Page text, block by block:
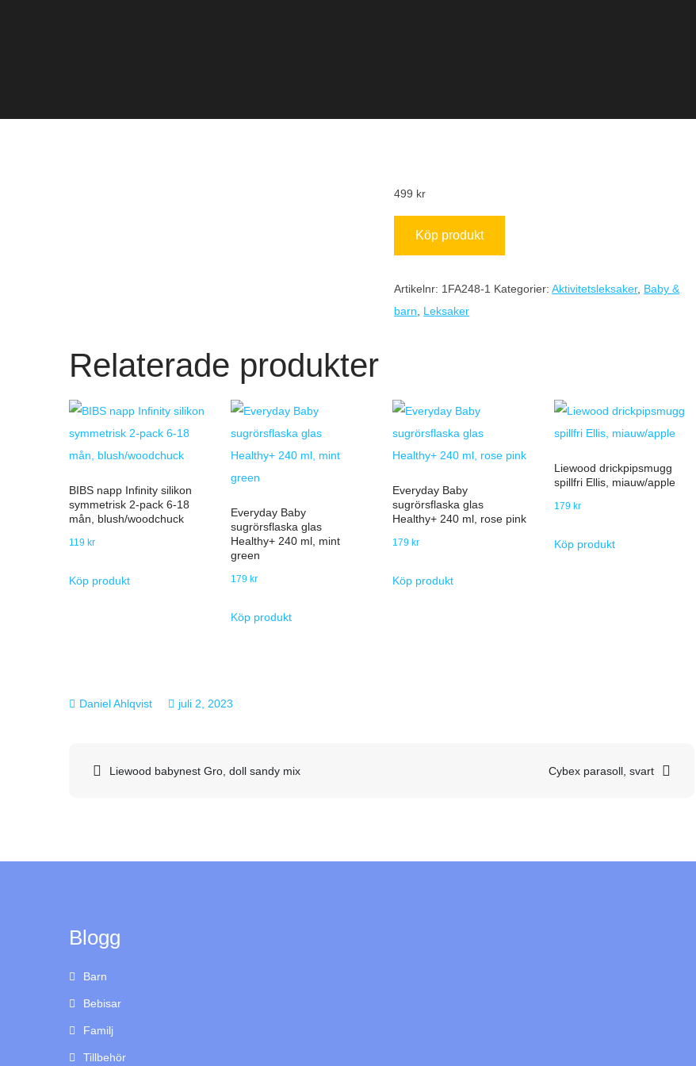
499 kr
Köp produkt
Artikelnr: 1FA248-1 Kategorier:Aktivitetsleksaker, Baby &
barn
Leksaker
Relaterade produkter
BIBS napp Infinity silikon
symmetrisk 2-pack 6-18
mån, blush/woodchuck
119 kr
Köp produkt
Everyday Baby
sugrörsflaska glas
Healthy+ 240 ml, mint
green
179 kr
Köp produkt
Everyday Baby
sugrörsflaska glas
Healthy+ 240 ml, rose pink
179 kr
Köp produkt
Liewood drickpipsmugg
spillfri Ellis, miauw/apple
179 kr
Köp produkt
juli 2, 2023
Inläggsnavigering
Liewood babynest Gro, doll sandy mix Cybex parasoll, svart
Blogg
Barn
Bebisar
Familj
Tillbehör